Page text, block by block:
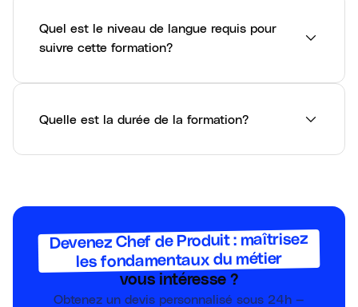
Quel est le niveau de langue requis pour
suivre cette formation?
Quelle est la durée de la formation?
Devenez Chef de Produit : maîtrisez
les fondamentaux du métier
vous intéresse ?
Obtenez un devis personnalisé sous 24h —